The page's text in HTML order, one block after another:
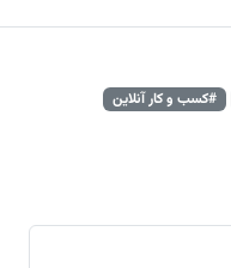
#کسب و کار آنلاین